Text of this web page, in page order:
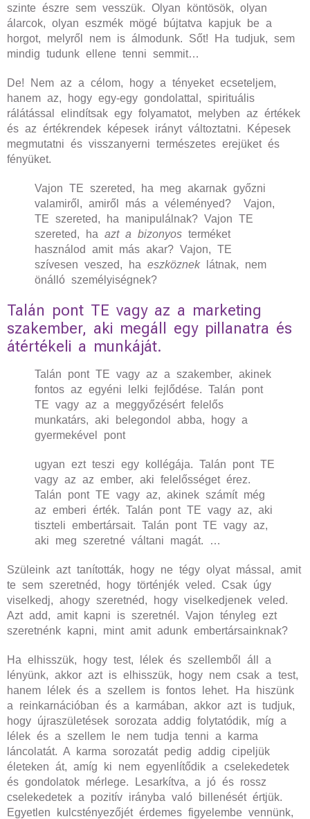
szinte észre sem vesszük. Olyan köntösök, olyan
álarcok, olyan eszmék mögé bújtatva kapjuk be a
horgot, melyről nem is álmodunk. Sőt! Ha tudjuk, sem
mindig tudunk ellene tenni semmit…
De! Nem az a célom, hogy a tényeket ecseteljem,
hanem az, hogy egy-egy gondolattal, spirituális
rálátással elindítsak egy folyamatot, melyben az értékek
és az értékrendek képesek irányt változtatni. Képesek
megmutatni és visszanyerni természetes erejüket és
fényüket.
Vajon TE szereted, ha meg akarnak győzni
valamiről, amiről más a véleményed? Vajon,
TE szereted, ha manipulálnak? Vajon TE
szereted, ha azt a bizonyos terméket
használod amit más akar? Vajon, TE
szívesen veszed, ha eszközneklátnak, nem
önálló személyiségnek?
Talán pont TE vagy az a marketing
szakember, aki megáll egy pillanatra és
átértékeli a munkáját.
Talán pont TE vagy az a szakember, akinek
fontos az egyéni lelki fejlődése. Talán pont
TE vagy az a meggyőzésért felelős
munkatárs, aki belegondol abba, hogy a
gyermekével pont
ugyan ezt teszi egy kollégája. Talán pont TE
vagy az az ember, aki felelősséget érez.
Talán pont TE vagy az, akinek számít még
az emberi érték. Talán pont TE vagy az, aki
tiszteli embertársait. Talán pont TE vagy az,
aki meg szeretné váltani magát. …
Szüleink azt tanították, hogy ne tégy olyat mással, amit
te sem szeretnéd, hogy történjék veled. Csak úgy
viselkedj, ahogy szeretnéd, hogy viselkedjenek veled.
Azt add, amit kapni is szeretnél. Vajon tényleg ezt
szeretnénk kapni, mint amit adunk embertársainknak?
Ha elhisszük, hogy test, lélek és szellemből áll a
lényünk, akkor azt is elhisszük, hogy nem csak a test,
hanem lélek és a szellem is fontos lehet. Ha hiszünk
a reinkarnációban és a karmában, akkor azt is tudjuk,
hogy újraszületések sorozata addig folytatódik, míg a
lélek és a szellem le nem tudja tenni a karma
láncolatát. A karma sorozatát pedig addig cipeljük
életeken át, amíg ki nem egyenlítődik a cselekedetek
és gondolatok mérlege. Lesarkítva, a jó és rossz
cselekedetek a pozitív irányba való billenését értjük.
Egyetlen kulcstényezőjét érdemes figyelembe vennünk,